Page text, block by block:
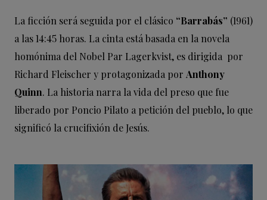
La ficción será seguida por el clásico “Barrabás” (1961)
a las 14:45 horas. La cinta está basada en la novela
homónima del Nobel Par Lagerkvist, es dirigida por
Richard Fleischer y protagonizada por Anthony
Quinn. La historia narra la vida del preso que fue
liberado por Poncio Pilato a petición del pueblo, lo que
significó la crucifixión de Jesús.